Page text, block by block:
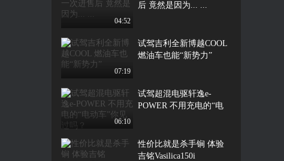
04:52
后 竟然是因为... ...
07:19
试驾吉利全新博越COOL
燃油车也能“新势力”
06:10
试驾超混电驱轩逸e-
POWER 不用充电的“电
性价比就是杀手锏 体验
吉铭Vasilica150i